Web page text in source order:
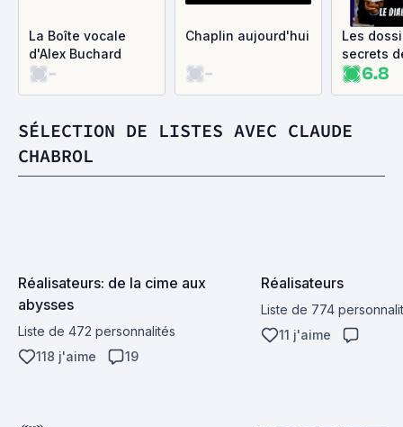
La Boîte vocale
d'Alex Buchard
-
Chaplin aujourd'hui
-
Les
secrets
6.8
SÉLECTION DE LISTES AVEC CLAUDE
CHABROL
Réalisateurs: de la cime aux
abysses
Liste de 472 personnalités
118 j'aime
19
Réalisateurs
Liste de 774
11 j'aime